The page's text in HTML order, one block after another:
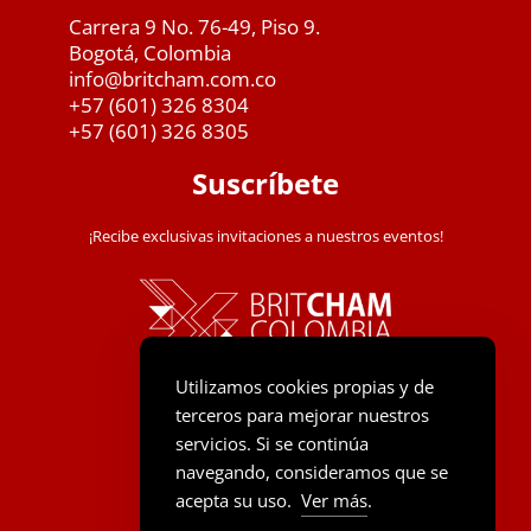
Carrera 9 No. 76-49, Piso 9.
Bogotá, Colombia
info@britcham.com.co
+57 (601) 326 8304
+57 (601) 326 8305
Suscríbete
¡Recibe exclusivas invitaciones a nuestros eventos!
Utilizamos cookies propias y de
terceros para mejorar nuestros
servicios. Si se continúa
navegando, consideramos que se
acepta su uso. Ver más.